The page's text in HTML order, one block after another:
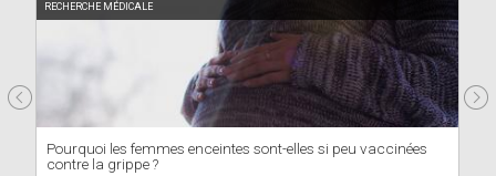
FÉLICITATIONS
Highly Cited Researchers : une entrée au top